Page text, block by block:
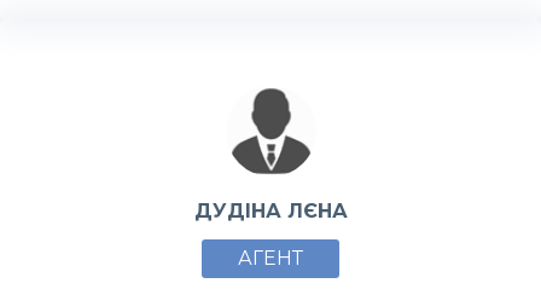
ДУДІНА ЛЄНА
АГЕНТ